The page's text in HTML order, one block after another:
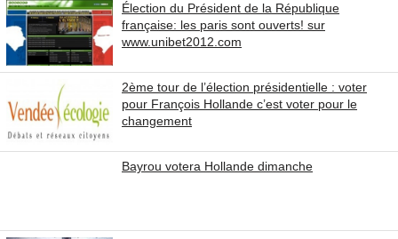
Élection du Président de la République
française: les paris sont ouverts! sur
www.unibet2012.com
2ème tour de l’élection présidentielle : voter
pour François Hollande c’est voter pour le
changement
Bayrou votera Hollande dimanche